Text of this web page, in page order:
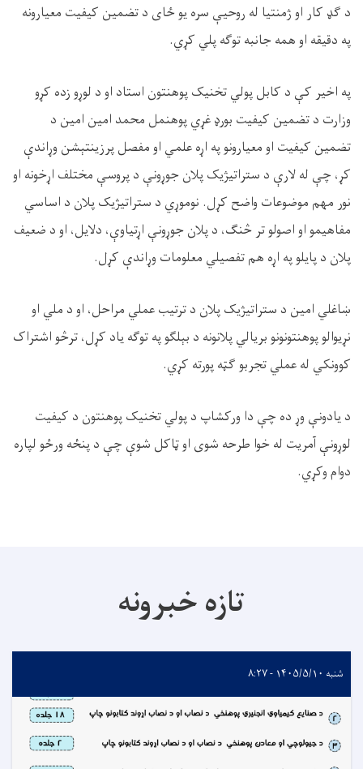
د ګډ کار او ژمنتیا له روحيې سره یو ځای د تضمین کیفیت معیارونه
په دقیقه او همه‌ جانبه توګه پلي کړي.
په اخیر کې د کابل پولي تخنیک پوهنتون استاد او د لوړو زده کړو
وزارت د تضمین کیفیت بورډ غړي پوهنمل محمد امین امین د
تضمین کیفیت او معیارونو په اړه علمي او مفصل پرزینتېشن وړاندې
کړ، چې له لارې د ستراتیژیک پلان جوړونې د پروسې مختلف اړخونه او
نور مهم موضوعات واضح کړل. نوموړي د ستراتیژیک پلان د اساسي
مفاهیمو او اصولو تر څنګ، د پلان جوړونې اړتیاوې، دلایل، او د ضعیف
پلان د پایلو په اړه هم تفصیلي معلومات وړاندې کړل.
ښاغلي امین د ستراتیژیک پلان د ترتیب عملي مراحل، او د ملي او
نړیوالو پوهنتونونو بریالي پلانونه د بېلګو په توګه یاد کړل، ترڅو اشتراک
کوونکي له عملي تجربو ګټه پورته کړي.
د یادونې وړ ده چې دا ورکشاپ د پولي ‌تخنیک پوهنتون د کیفیت
لوړونې آمریت له خوا طرحه شوی او ټاکل شوې چې د پنځه ورځو لپاره
دوام وکړي.
تازه خبرونه
شنبه ۱۴۰۵/۵/۱۰ - ۸:۲۷